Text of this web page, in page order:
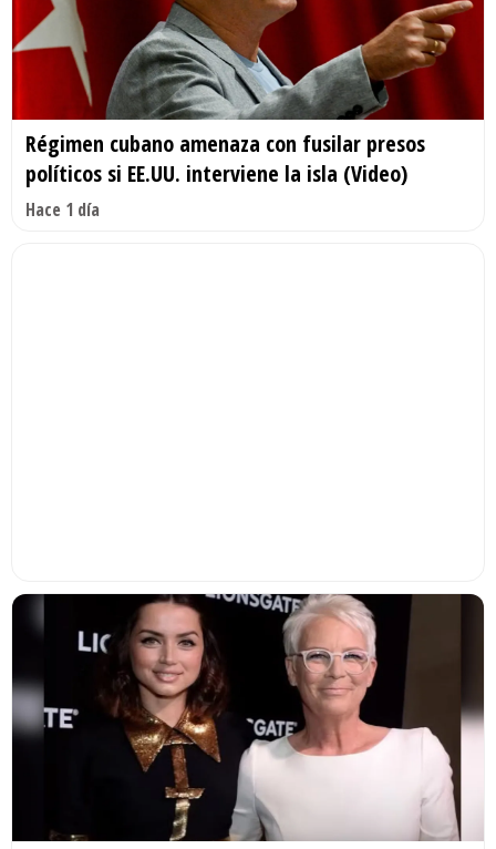
Régimen cubano amenaza con fusilar presos
políticos si EE.UU. interviene la isla (Video)
Hace 1 día